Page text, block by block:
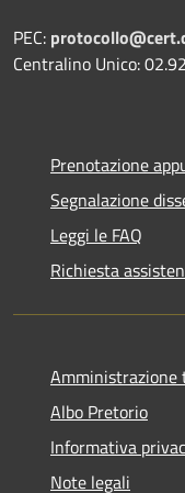
PEC:
Centralino Unico:
Prenotazione
Segnalazione
Leggi le FAQ
Richiesta
Amministrazione
Albo Pretorio
Informativa
Note legali